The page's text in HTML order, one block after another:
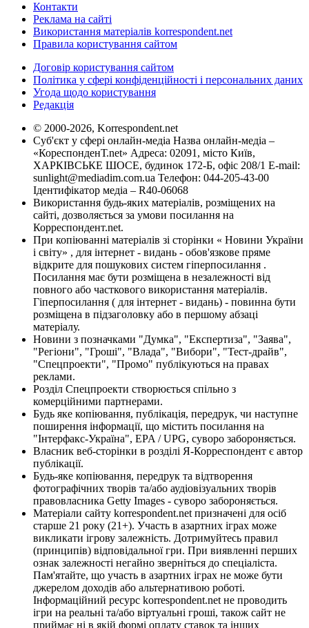
Контакти
Реклама на сайті
Використання матеріалів korrespondent.net
Правила користування сайтом
Договір користування сайтом
Політика у сфері конфіденційності і персональних даних
Угода щодо користування
Редакція
© 2000-2026, Korrespondent.net
Суб'єкт у сфері онлайн-медіа Назва онлайн-медіа –
«КореспонденТ.net» Адреса: 02091, місто Київ,
ХАРКІВСЬКЕ ШОСЕ, будинок 172-Б, офіс 208/1 E-mail:
sunlight@mediadim.com.ua Телефон: 044-205-43-00
Ідентифікатор медіа – R40-06068
Використання будь-яких матеріалів, розміщених на
сайті, дозволяється за умови посилання на
Корреспондент.net.
При копіюванні матеріалів зі сторінки « Новини України
і світу» , для інтернет - видань - обов'язкове пряме
відкрите для пошукових систем гіперпосилання .
Посилання має бути розміщена в незалежності від
повного або часткового використання матеріалів.
Гіперпосилання ( для інтернет - видань) - повинна бути
розміщена в підзаголовку або в першому абзаці
матеріалу.
Новини з позначками "Думка", "Експертиза", "Заява",
"Регіони", "Гроші", "Влада", "Вибори", "Тест-драйв",
"Спецпроекти", "Промо" публікуються на правах
реклами.
Розділ Спецпроекти створюється спільно з
комерційними партнерами.
Будь яке копіювання, публікація, передрук, чи наступне
поширення інформації, що містить посилання на
"Інтерфакс-Україна", EPA / UPG, суворо забороняється.
Власник веб-сторінки в розділі Я-Корреспондент є автор
публікації.
Будь-яке копіювання, передрук та відтворення
фотографічних творів та/або аудіовізуальних творів
правовласника Getty Images - суворо забороняється.
Матеріали сайту korrespondent.net призначені для осіб
старше 21 року (21+). Участь в азартних іграх може
викликати ігрову залежність. Дотримуйтесь правил
(принципів) відповідальної гри. При виявленні перших
ознак залежності негайно зверніться до спеціаліста.
Пам'ятайте, що участь в азартних іграх не може бути
джерелом доходів або альтернативою роботі.
Інформаційний ресурс korrespondent.net не проводить
ігри на реальні та/або віртуальні гроші, також сайт не
приймає ні в якій формі оплату ставок та інших